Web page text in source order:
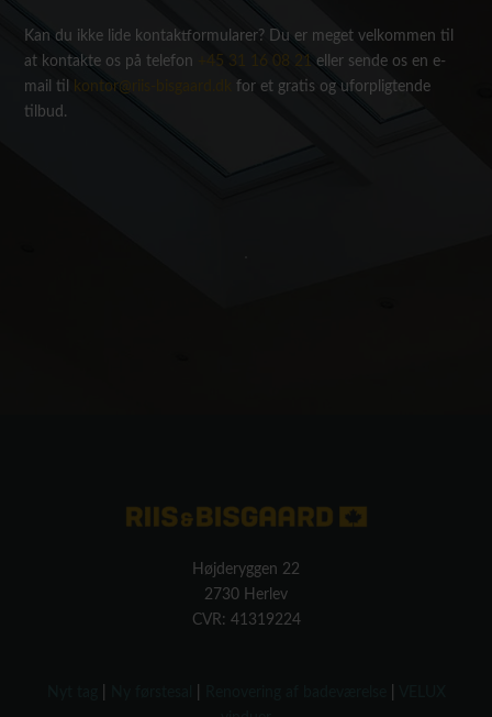
Kan du ikke lide kontaktformularer? Du er meget velkommen til
at kontakte os på telefon
+45 31 16 08 21 eller sende os en e-
mail til
kontor@riis-bisgaard.dk
for et gratis og uforpligtende
tilbud.
Højderyggen 22
2730 Herlev
CVR: 41319224